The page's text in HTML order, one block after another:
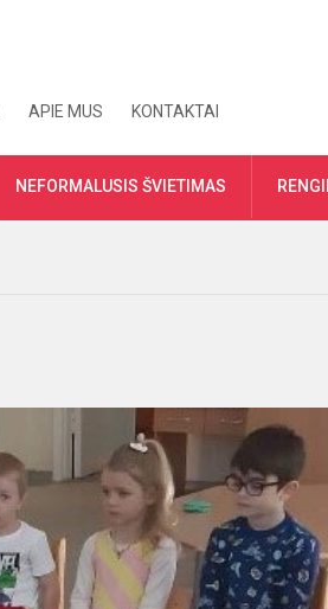
APIE MUS KONTAKTAI
NEFORMALUSIS ŠVIETIMAS